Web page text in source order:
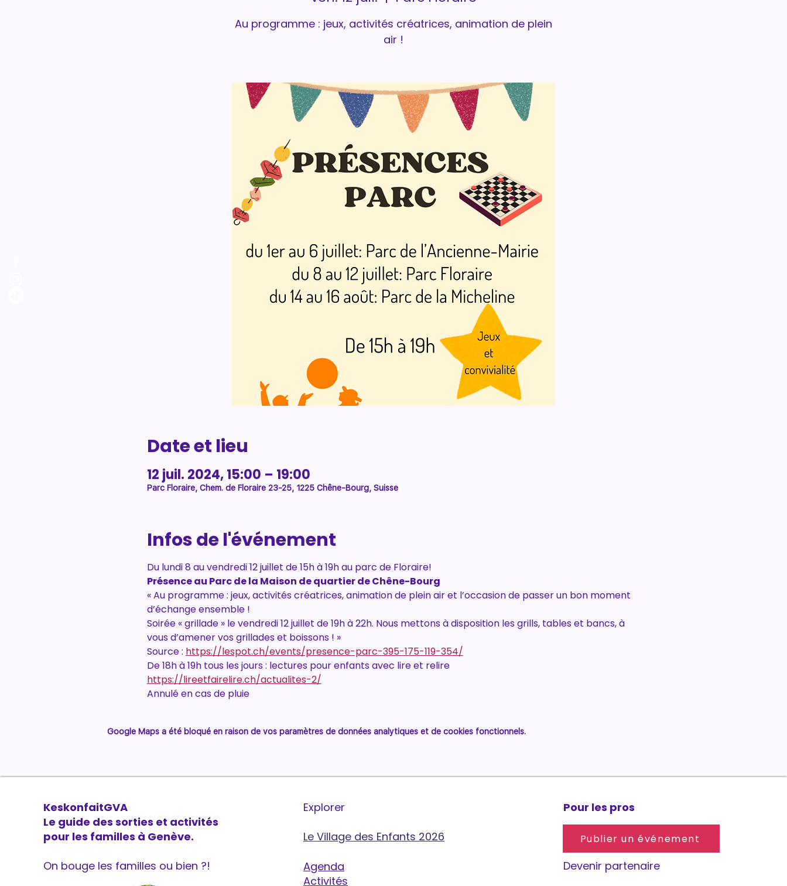
Au programme : jeux, activités créatrices, animation de plein
air !
Date et lieu
12 juil. 2024, 15:00 – 19:00
Parc Floraire, Chem. de Floraire 23-25, 1225 Chêne-Bourg, Suisse
Infos de l'événement
Du lundi 8 au vendredi 12 juillet de 15h à 19h au parc de Floraire!
Présence au Parc de la Maison de quartier de Chêne-Bourg
« Au programme : jeux, activités créatrices, animation de plein air et l’occasion de passer un bon moment
d’échange ensemble !
Soirée « grillade » le vendredi 12 juillet de 19h à 22h. Nous mettons à disposition les grills, tables et bancs, à
vous d’amener vos grillades et boissons ! »
Source : https://lespot.ch/events/presence-parc-395-175-119-354/
De 18h à 19h tous les jours : lectures pour enfants avec lire et relire
https://lireetfairelire.ch/actualites-2/
Annulé en cas de pluie
Google Maps a été bloqué en raison de vos paramètres de données analytiques et de cookies fonctionnels.
KeskonfaitGVA
Le guide des sorties et activités
pour les familles à Genève.
On bouge les familles ou bien ?!
Explorer
Le Village des Enfants 2026
Agenda
Activités
Pour les pros
Devenir partenaire
Publier un événement